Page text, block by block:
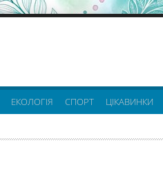
ЕКОЛОГІЯ СПОРТ ЦІКАВИНКИ